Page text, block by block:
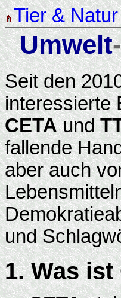
Tier & Natur
Umwelt
Seit den
interessierte
CETAund
fallende
aber auch
und
1. Was ist